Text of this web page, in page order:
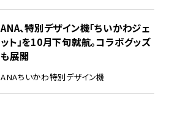
ANA、特別デザイン機「ちいかわジェ
ット」を10月下旬就航。コラボグッズ
も展開
ANAちいかわ特別デザイン機